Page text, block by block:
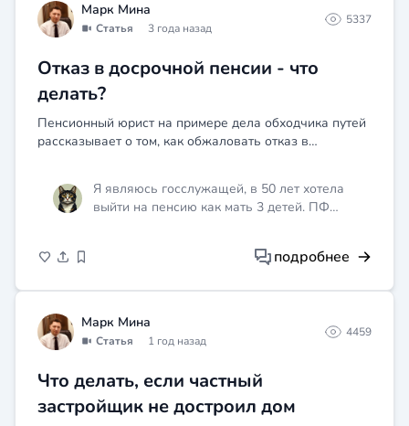
Марк Мина
Статья 3 года назад
5337
Отказ в досрочной пенсии - что
делать?
Пенсионный юрист на примере дела обходчика путей
рассказывает о том, как обжаловать отказ в
Я являюсь госслужащей, в 50 лет хотела
выйти на пенсию как мать 3 детей. ПФ
Имею ли я право на досрочную пенсию без
подробнее
Марк Мина
Статья 1 год назад
4459
Что делать, если частный
застройщик не достроил дом